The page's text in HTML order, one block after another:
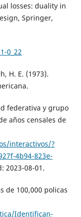
losses: duality in
Springer,
0_22
H. E. (1973).
federativa y grupo
años censales de
interactivos/?
4b94-823e-
2023-08-01.
de 100,000 policas
Identifican-